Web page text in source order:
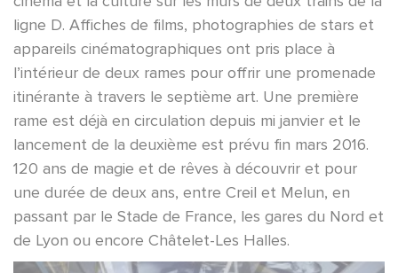
ligne D. Affiches de films, photographies de stars et
appareils cinématographiques ont pris place à
l’intérieur de deux rames pour offrir une promenade
itinérante à travers le septième art. Une première
rame est déjà en circulation depuis mi janvier et le
lancement de la deuxième est prévu fin mars 2016.
120 ans de magie et de rêves à découvrir et pour
une durée de deux ans, entre Creil et Melun, en
passant par le Stade de France, les gares du Nord et
de Lyon ou encore Châtelet-Les Halles.